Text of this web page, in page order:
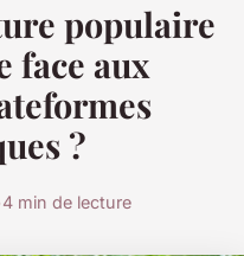
populaire
face aux
?
4 min de lecture